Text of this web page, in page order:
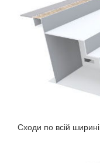
Сходи по всій ширині